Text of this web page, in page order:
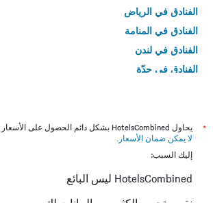
الفنادق في الرياض
الفنادق في المنامة
الفنادق في لندن
الفنادق في جدّة
*
يحاول HotelsCombined بشكل دائم الحصول على الأسعار الدقيقة، ولكن
لا يمكن ضمان الأسعار .
إليك السبب:
HotelsCombined ليس البائع